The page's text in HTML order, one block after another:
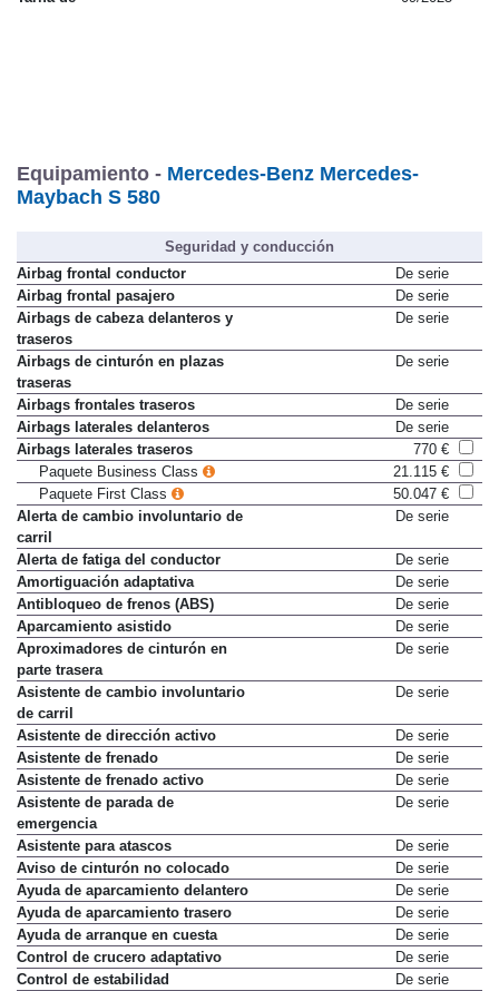
Equipamiento - Mercedes-Benz Mercedes-
Maybach S 580
Seguridad y conducción
Airbag frontal conductor
De serie
Airbag frontal pasajero
De serie
Airbags de cabeza delanteros y
traseros
De serie
Airbags de cinturón en plazas
traseras
De serie
Airbags frontales traseros
De serie
Airbags laterales delanteros
De serie
Airbags laterales traseros
770 €
Paquete Business Class
21.115 €
Paquete First Class
50.047 €
Alerta de cambio involuntario de
carril
De serie
Alerta de fatiga del conductor
De serie
Amortiguación adaptativa
De serie
Antibloqueo de frenos (ABS)
De serie
Aparcamiento asistido
De serie
Aproximadores de cinturón en
parte trasera
De serie
Asistente de cambio involuntario
de carril
De serie
Asistente de dirección activo
De serie
Asistente de frenado
De serie
Asistente de frenado activo
De serie
Asistente de parada de
emergencia
De serie
Asistente para atascos
De serie
Aviso de cinturón no colocado
De serie
Ayuda de aparcamiento delantero
De serie
Ayuda de aparcamiento trasero
De serie
Ayuda de arranque en cuesta
De serie
Control de crucero adaptativo
De serie
Control de estabilidad
De serie